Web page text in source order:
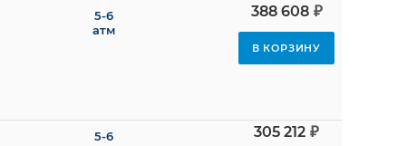
5-6
атм
388 608₽
В КОРЗИНУ
5-6
305 212 ₽